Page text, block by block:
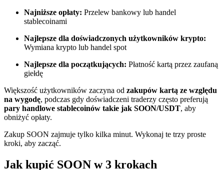
Zostań traderem kopiującym
Ciesz się podziałem zysków i prowizjami z kopiowania
transakcji
Informacja
Analiza Big Data, w tym informacje handlowe itp.
Najniższe opłaty: Przelew bankowy lub handel
stablecoinami
Najlepsze dla doświadczonych użytkowników krypto:
Wymiana krypto lub handel spot
Najlepsze dla początkujących: Płatność kartą przez zaufaną
giełdę
Większość użytkowników zaczyna od zakupów kartą ze względu
na wygodę, podczas gdy doświadczeni traderzy często preferują
pary handlowe stablecoinów takie jak SOON/USDT, aby
obniżyć opłaty.
Zakup SOON zajmuje tylko kilka minut. Wykonaj te trzy proste
kroki, aby zacząć.
Jak kupić SOON w 3 krokach